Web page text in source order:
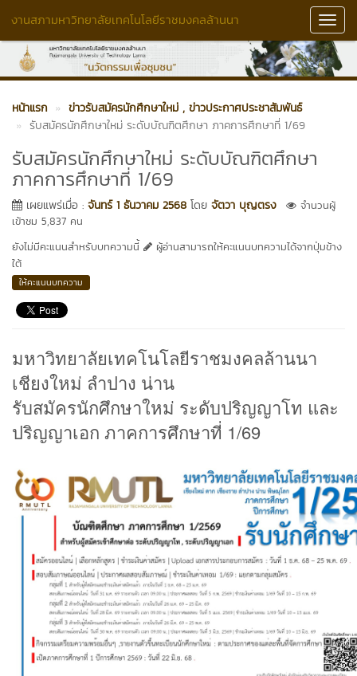
งานสภามหาวิทยาลัยเทคโนโลยีราชมงคลล้านนา
หน้าแรก ข่าวรับสมัครนักศึกษาใหม่ , ข่าวประกาศประชาสัมพันธ์
รับสมัครนักศึกษาใหม่ ระดับบัณฑิตศึกษา ภาคการศึกษาที่ 1/69
รับสมัครนักศึกษาใหม่ ระดับบัณฑิตศึกษา
ภาคการศึกษาที่ 1/69
เผยแพร่เมื่อ : จันทร์ 1 ธันวาคม 2568 โดย จัตวา บุญตรง
จำนวนผู้
เข้าชม 5,837 คน
ยังไม่มีคะแนนสำหรับบทความนี้
ผู้อ่านสามารถให้คะแนนบทความได้จากปุ่มข้าง
ใต้
ให้คะแนนบทความ
มหาวิทยาลัยเทคโนโลยีราชมงคลล้านนา
เชียงใหม่ ลำปาง น่าน
รับสมัครนักศึกษาใหม่ ระดับปริญญาโท และ
ปริญญาเอก ภาคการศึกษาที่ 1/69